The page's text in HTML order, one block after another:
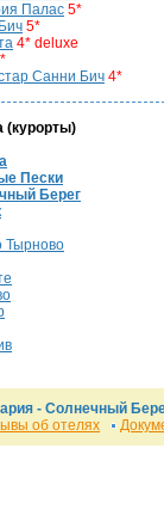
Палас 5*
5*
4* deluxe
Санни Бич 4*
(курорты)
Пески
Берег
Тырново
- Солнечный
об отелях